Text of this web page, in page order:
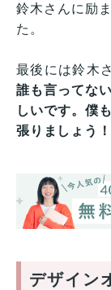
鈴木さんに励
た。
最後には鈴木
誰も言ってな
しいです。僕
張りましょう！
デザイン